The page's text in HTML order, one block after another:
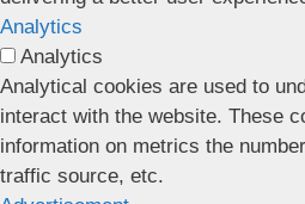
Analytics
Analytics
Analytical cookies are used to
interact with the website. These
information on metrics the
traffic source, etc.